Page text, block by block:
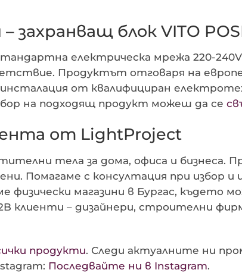
захранващ блок VITO
електрическа мрежа 220-
Продуктът отговаря на
от квалифициран
на подходящ продукт можеш да се
от LightProject
тела за дома, офиса и бизнеса.
Помагаме с консултация при избор и
магазини в Бургас, където
клиенти – дизайнери, строителни
продукти. Следи актуалните ни
Последвайте ни в Instagram.